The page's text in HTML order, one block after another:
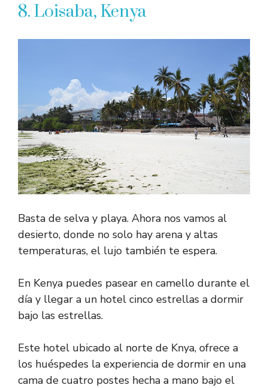
8. Loisaba, Kenya
Basta de selva y playa. Ahora nos vamos al
desierto, donde no solo hay arena y altas
temperaturas, el lujo también te espera.
En Kenya puedes pasear en camello durante el
día y llegar a un hotel cinco estrellas a dormir
bajo las estrellas.
Este hotel ubicado al norte de Knya, ofrece a
los huéspedes la experiencia de dormir en una
cama de cuatro postes hecha a mano bajo el